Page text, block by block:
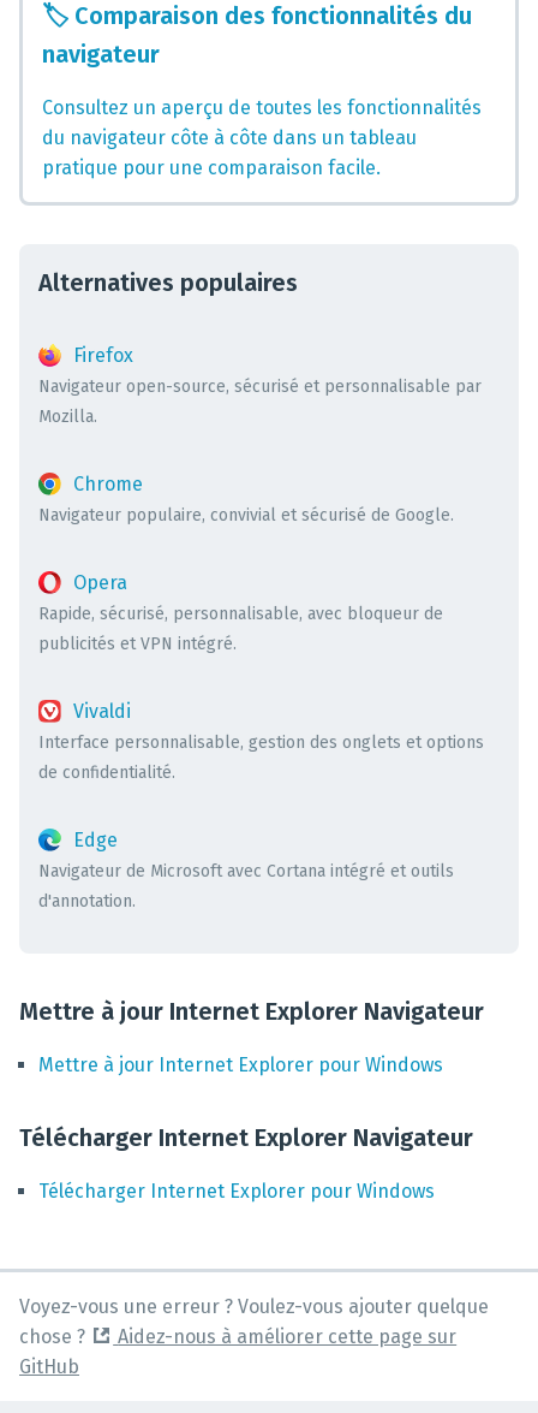
🏷️ Comparaison des fonctionnalités du
navigateur
Consultez un aperçu de toutes les fonctionnalités
du navigateur côte à côte dans un tableau
pratique pour une comparaison facile.
Alternatives populaires
Firefox
Navigateur open-source, sécurisé et personnalisable par
Mozilla.
Chrome
Navigateur populaire, convivial et sécurisé de Google.
Opera
Rapide, sécurisé, personnalisable, avec bloqueur de
publicités et VPN intégré.
Vivaldi
Interface personnalisable, gestion des onglets et options
de confidentialité.
Edge
Navigateur de Microsoft avec Cortana intégré et outils
d'annotation.
Mettre à jour Internet Explorer Navigateur
Mettre à jour Internet Explorer pour Windows
Télécharger Internet Explorer Navigateur
Télécharger Internet Explorer pour Windows
Voyez-vous une erreur ? Voulez-vous ajouter quelque
chose ?
Aidez-nous à améliorer cette page sur
GitHub